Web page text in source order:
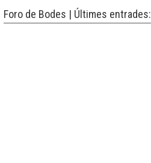
Foro de Bodes | Últimes entrades: